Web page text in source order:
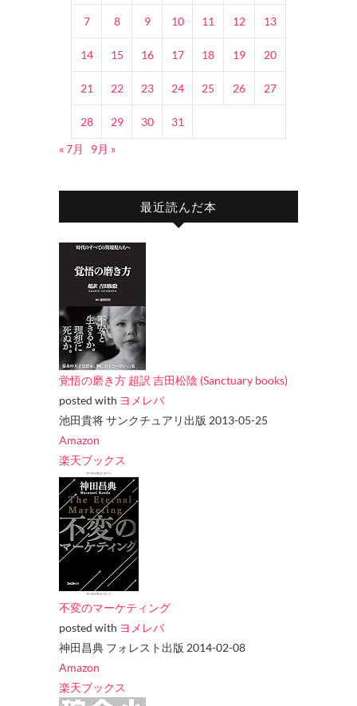
7 8 9 10 11 12 13
14 15 16 17 18 19 20
21 22 23 24 25 26 27
28 29 30
31
« 7月
9月 »
最近読んだ本
覚悟の磨き方 超訳 吉田松陰 (Sanctuary books)
posted with ヨメレバ
池田貴将 サンクチュアリ出版 2013-05-25
Amazon
楽天ブックス
不変のマーケティング
posted with ヨメレバ
神田昌典 フォレスト出版 2014-02-08
Amazon
楽天ブックス